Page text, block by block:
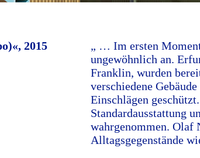
2015
„ … Im ersten
ungewöhnlich an.
Franklin, wurden
verschiedene
Einschlägen
Standardausstattung
wahrgenommen. Olaf
Alltagsgegenstände